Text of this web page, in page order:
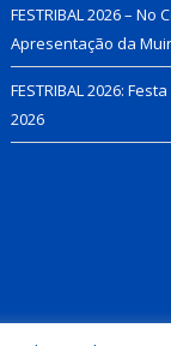
FESTRIBAL 2026 –
Apresentação da
FESTRIBAL 2026:
2026